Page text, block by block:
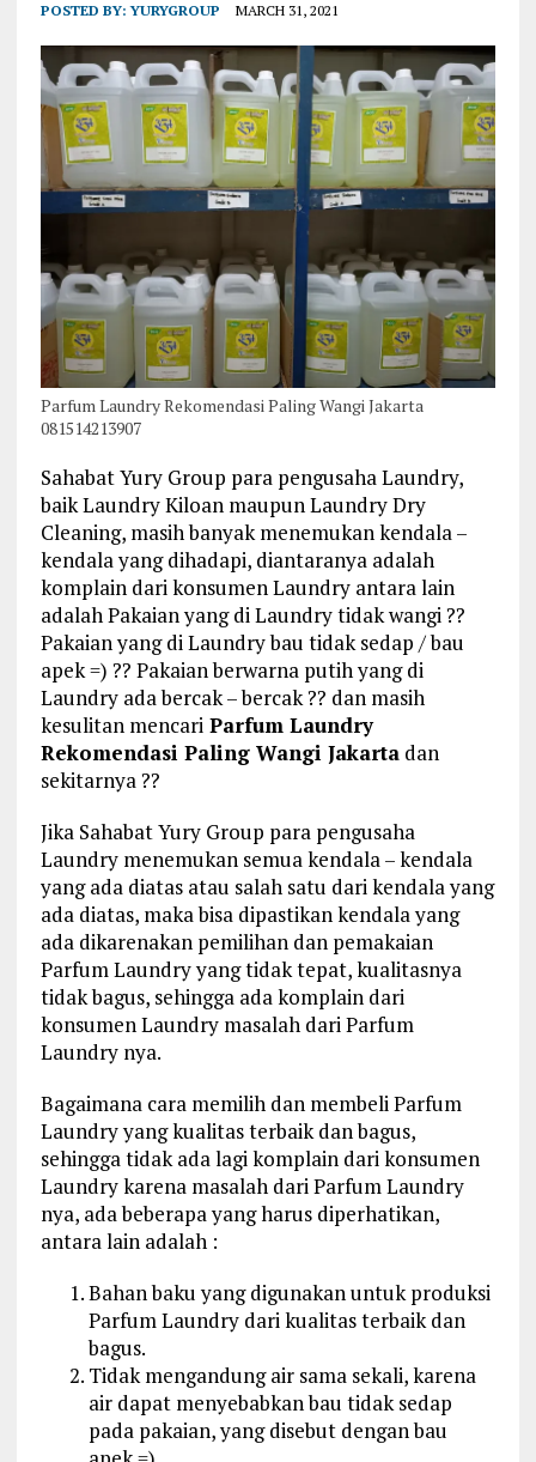
POSTED BY:YURYGROUP MARCH 31, 2021
Parfum Laundry Rekomendasi Paling Wangi Jakarta
081514213907
Sahabat Yury Group para pengusaha Laundry,
baik Laundry Kiloan maupun Laundry Dry
Cleaning, masih banyak menemukan kendala –
kendala yang dihadapi, diantaranya adalah
komplain dari konsumen Laundry antara lain
adalah Pakaian yang di Laundry tidak wangi ??
Pakaian yang di Laundry bau tidak sedap / bau
apek =) ?? Pakaian berwarna putih yang di
Laundry ada bercak – bercak ?? dan masih
kesulitan mencariParfum Laundry
Rekomendasi Paling Wangi Jakartadan
sekitarnya ??
Jika Sahabat Yury Group para pengusaha
Laundry menemukan semua kendala – kendala
yang ada diatas atau salah satu dari kendala yang
ada diatas, maka bisa dipastikan kendala yang
ada dikarenakan pemilihan dan pemakaian
Parfum Laundry yang tidak tepat, kualitasnya
tidak bagus, sehingga ada komplain dari
konsumen Laundry masalah dari Parfum
Laundry nya.
Bagaimana cara memilih dan membeli Parfum
Laundry yang kualitas terbaik dan bagus,
sehingga tidak ada lagi komplain dari konsumen
Laundry karena masalah dari Parfum Laundry
nya, ada beberapa yang harus diperhatikan,
antara lain adalah :
Bahan baku yang digunakan untuk produksi
Parfum Laundry dari kualitas terbaik dan
bagus.
Tidak mengandung air sama sekali, karena
air dapat menyebabkan bau tidak sedap
pada pakaian, yang disebut dengan bau